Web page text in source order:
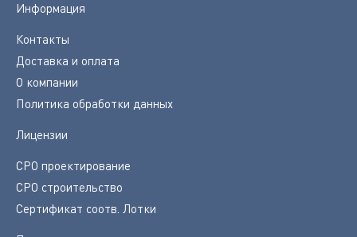
Информация
Контакты
Доставка и оплата
О компании
Политика обработки данных
Лицензии
СРО проектирование
СРО строительство
Сертификат соотв. Лотки